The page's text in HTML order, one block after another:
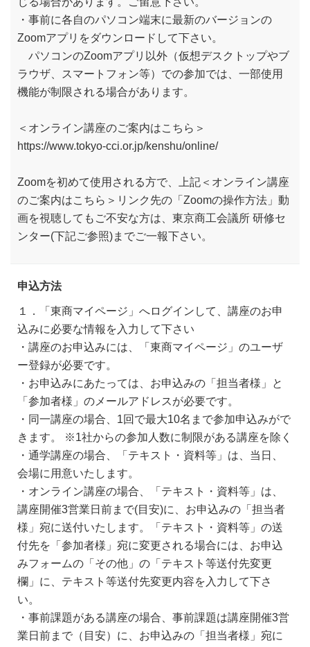
・事前に各自のパソコン端末に最新のバージョンの
Zoomアプリをダウンロードして下さい。
パソコンのZoomアプリ以外（仮想デスクトップやブ
ラウザ、スマートフォン等）での参加では、一部使用
機能が制限される場合があります。
＜オンライン講座のご案内はこちら＞
https://www.tokyo-cci.or.jp/kenshu/online/
Zoomを初めて使用される方で、上記＜オンライン講座
のご案内はこちら＞リンク先の「Zoomの操作方法」動
画を視聴してもご不安な方は、東京商工会議所 研修セ
ンター(下記ご参照)までご一報下さい。
申込方法
１．「東商マイページ」へログインして、講座のお申
込みに必要な情報を入力して下さい
・講座のお申込みには、「東商マイページ」のユーザ
ー登録が必要です。
・お申込みにあたっては、お申込みの「担当者様」と
「参加者様」のメールアドレスが必要です。
・同一講座の場合、1回で最大10名まで参加申込みがで
きます。 ※1社からの参加人数に制限がある講座を除く
・通学講座の場合、「テキスト・資料等」は、当日、
会場に用意いたします。
・オンライン講座の場合、「テキスト・資料等」は、
講座開催3営業日前まで(目安)に、お申込みの「担当者
様」宛に送付いたします。「テキスト・資料等」の送
付先を「参加者様」宛に変更される場合には、お申込
みフォームの「その他」の「テキスト等送付先変更
欄」に、テキスト等送付先変更内容を入力して下さ
い。
・事前課題がある講座の場合、事前課題は講座開催3営
業日前まで（目安）に、お申込みの「担当者様」宛に